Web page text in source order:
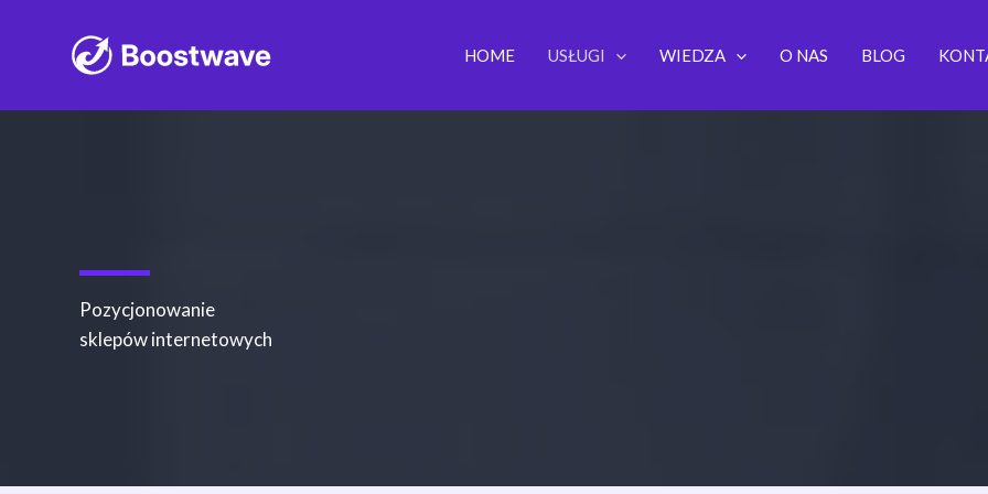
HOME USŁUGI WIEDZA O NAS BLOG
Pozycjonowanie
sklepów internetowych